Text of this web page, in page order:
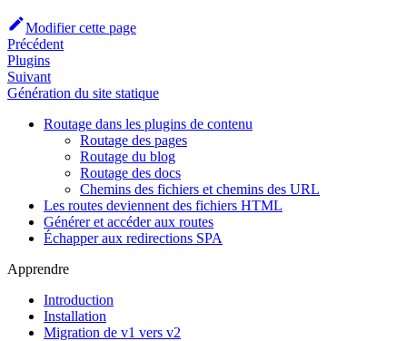
Modifier cette page
Précédent
Plugins
Suivant
Génération du site statique
Routage dans les plugins de contenu
Routage des pages
Routage du blog
Routage des docs
Chemins des fichiers et chemins des URL
Les routes deviennent des fichiers HTML
Générer et accéder aux routes
Échapper aux redirections SPA
Apprendre
Introduction
Installation
Migration de v1 vers v2